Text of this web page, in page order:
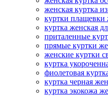
женская куртка
куртки плащевки
куртка женская
приталенные
прямые куртки
женские куртки
куртка
фиолетовая
куртка черная
куртка экокожа